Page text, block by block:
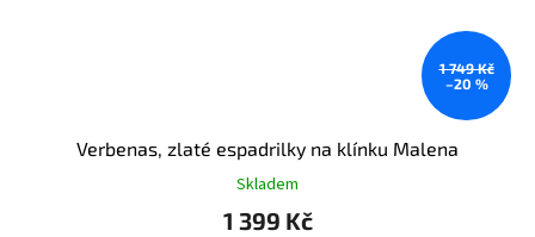
1 749 Kč
–20 %
Verbenas, zlaté espadrilky na klínku Malena
Skladem
1 399 Kč